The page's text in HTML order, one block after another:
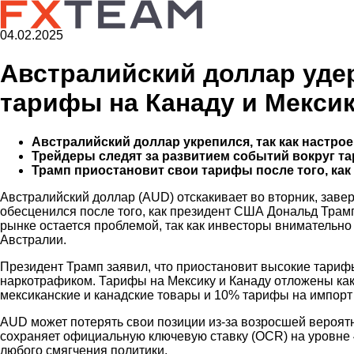
04.02.2025
Австралийский доллар
тарифы на Канаду и
Австралийский доллар укрепился, так как
Трейдеры следят за развитием событий вокруг
Трамп приостановит свои тарифы после того,
Австралийский доллар (AUD) отскакивает во вторник,
обесценился после того, как президент США Дональд
рынке остается проблемой, так как инвесторы
Австралии.
Президент Трамп заявил, что приостановит высокие
наркотрафиком. Тарифы на Мексику и Канаду отложены
мексиканские и канадские товары и 10% тарифы на импорт
AUD может потерять свои позиции из-за возросшей
сохраняет официальную ключевую ставку (OCR) на
любого смягчения политики.